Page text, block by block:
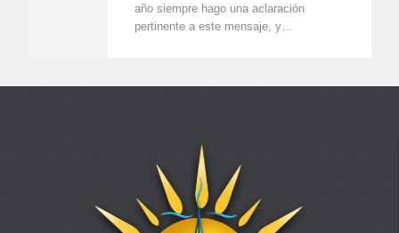
año siempre hago una aclaración
pertinente a este mensaje, y…